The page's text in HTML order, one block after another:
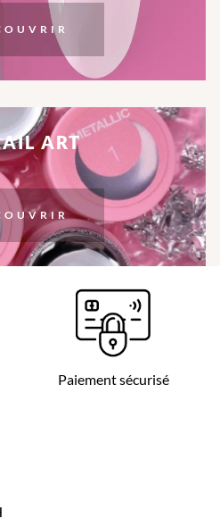
ART
Paiement sécurisé